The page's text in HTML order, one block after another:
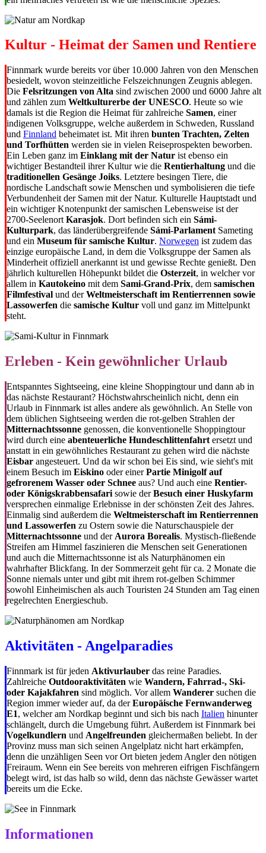
Kultur - Heimat der Samen und Rentiere
Finnmark wurde bereits vor über 10.000 Jahren von den Menschen
besiedelt, wovon steinzeitliche Felszeichnungen Zeugnis ablegen.
Die Felsritzungen von Alta sind zwischen 2000 und 6000 Jahre alt
und zählen zum Weltkulturerbe der UNESCO. Heute so wie
damals ist die Region die Heimat für zahlreiche Samen, einer
indigenen Volksgruppe, welche außerdem in Schweden, Russland
und Finnland beheimatet ist. Mit ihren bunten Trachten, Zelten
und Torfhütten werden sie in vielen Reiseprospekten beworben.
Ein Leben ganz im Einklang mit der Natur ist ebenso ein
wichtiger Bestandteil ihrer Kultur wie die Rentierhaltung und die
traditionellen Gesänge Joiks. Letztere besingen Tiere, die
nordische Landschaft sowie Menschen und symbolisieren die tiefe
Verbundenheit der Samen mit der Natur. Kulturelle Hauptstadt und
ein wichtiger Knotenpunkt der samischen Lebensweise ist der
2700-Seelenort Karasjok. Dort befinden sich ein Sámi-
Kulturpark, das länderübergreifende Sámi-Parlament Sameting
und ein Museum für samische Kultur. Norwegen ist zudem das
einzige europäische Land, in dem die Volksgruppe der Samen als
Minderheit offiziell anerkannt ist und gewisse Rechte genießt. Den
jährlich kulturellen Höhepunkt bildet die Osterzeit, in welcher vor
allem in Kautokeino mit dem Sami-Grand-Prix, dem samischen
Filmfestival und derWeltmeisterschaft im Rentierrennen sowie
Lassowerfen die samische Kultur voll und ganz im Mittelpunkt
steht.
Erleben - Kein gewöhnlicher Urlaub
Entspanntes Sightseeing, eine kleine Shoppingtour und dann ab in
das nächste Restaurant? Höchstwahrscheinlich nicht, denn ein
Urlaub in Finnmark ist alles andere als gewöhnlich. An Stelle von
dem üblichen Sightseeing werden die rot-gelben Strahlen der
Mitternachtssonne genossen, die konventionelle Shoppingtour
wird durch eine abenteuerliche Hundeschlittenfahrt ersetzt und
anstatt in ein gewöhnliches Restaurant zu gehen wird die nächste
Eisbar angesteuert. Und da wir schon bei Eis sind, wie sieht's mit
einem Besuch im Eiskino oder einerPartie Minigolf auf
gefrorenem Wasser oder Schnee aus? Und auch eine Rentier-
oder Königskrabbensafari sowie derBesuch einer Huskyfarm
versprechen einmalige Erlebnisse in der schönsten Zeit des Jahres.
Einmalig sind außerdem die Weltmeisterschaft im Rentierrennen
und Lassowerfen zu Ostern sowie die Naturschauspiele der
Mitternachtssonne und der Aurora Borealis. Mystisch-fließende
Streifen am Himmel faszinieren die Menschen seit Generationen
und auch die Mitternachtssonne ist als Naturphänomen ein
wahrhafter Blickfang. In der Sommerzeit geht für ca. 2 Monate die
Sonne niemals unter und gibt mit ihrem rot-gelben Schimmer
sowohl Einheimischen als auch Touristen 24 Stunden am Tag einen
regelrechten Energieschub.
Aktivitäten - Angelparadies
Finnmark ist für jeden Aktivurlauber das reine Paradies.
Zahlreiche Outdooraktivitäten wie Wandern, Fahrrad-, Ski-
oder Kajakfahren sind möglich. Vor allem Wanderer suchen die
Region immer wieder auf, da derEuropäische Fernwanderweg
E1, welcher am Nordkap beginnt und sich bis nach Italien hinunter
schlängelt, durch die Umgebung führt. Außerdem ist Finnmark bei
Vogelkundlern und Angelfreunden gleichermaßen beliebt. In der
Provinz muss man sich seinen Angelplatz nicht hart erkämpfen,
denn die unzähligen Seen vor Ort bieten jedem Angler den nötigen
Freiraum. Wenn ein See bereits von mehreren eifrigen Fischfängern
belegt wird, ist das halb so wild, denn das nächste Gewässer wartet
bereits um die Ecke.
Informationen